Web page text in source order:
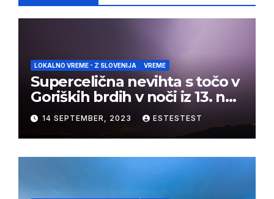
LOKALNO VREME - Z SLOVENIJA VREME
Supercelična nevihta s točo v
Goriških brdih v noči iz 13. na
14. september 2023
14 SEPTEMBER, 2023 ESTESTEST